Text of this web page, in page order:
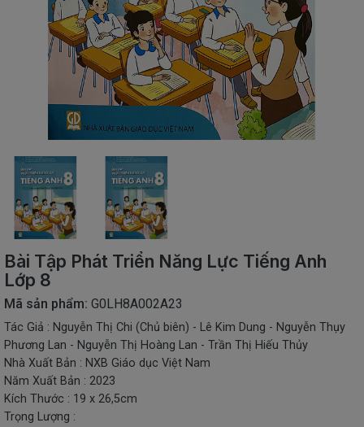
SÁCH
THIẾU
SÁCH
SÁCH
NGOẠI
NGỮ
VPP
-
ĐỒ
DÙNG
SINH
TẶNG
-
ĐỒ
CHƠI
THIẾT
BỊ
-
Bài Tập Phát Triển Năng Lực Tiếng Anh
Lớp 8
Mã sản phẩm: G0LH8A002A23
Tác Giả : Nguyễn Thị Chi (Chủ biên) - Lê Kim Dung - Nguyễn Thụy
Phương Lan - Nguyễn Thị Hoàng Lan - Trần Thị Hiếu Thủy
Nhà Xuất Bản : NXB Giáo dục Việt Nam
Năm Xuất Bản : 2023
Kích Thước : 19 x 26,5cm
Trọng Lượng :